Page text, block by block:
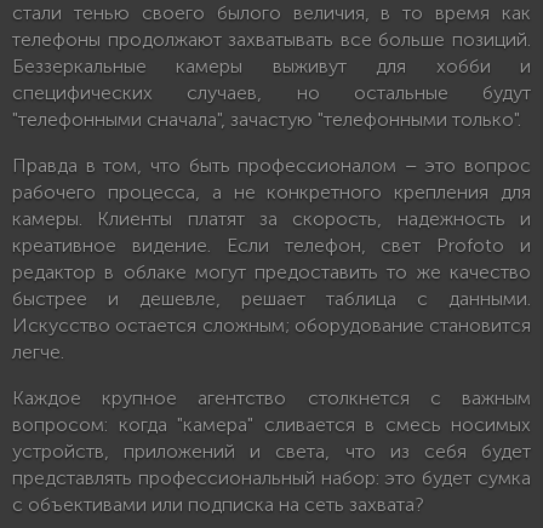
стали тенью своего былого величия, в то время как
телефоны продолжают захватывать все больше позиций.
Беззеркальные камеры выживут для хобби и
специфических случаев, но остальные будут
"телефонными сначала", зачастую "телефонными только".
Правда в том, что быть профессионалом – это вопрос
рабочего процесса, а не конкретного крепления для
камеры. Клиенты платят за скорость, надежность и
креативное видение. Если телефон, свет Profoto и
редактор в облаке могут предоставить то же качество
быстрее и дешевле, решает таблица с данными.
Искусство остается сложным; оборудование становится
легче.
Каждое крупное агентство столкнется с важным
вопросом: когда "камера" сливается в смесь носимых
устройств, приложений и света, что из себя будет
представлять профессиональный набор: это будет сумка
с объективами или подписка на сеть захвата?